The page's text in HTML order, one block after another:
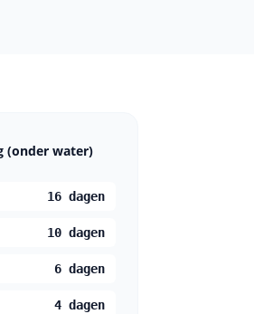
(onder water)
16 dagen
10 dagen
6 dagen
4 dagen